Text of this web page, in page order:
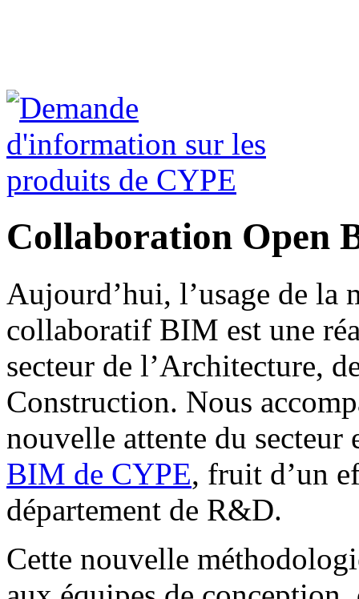
Collaboration Open
Aujourd’hui, l’usage de la
collaboratif BIM est une
secteur de l’Architecture,
Construction. Nous
nouvelle attente du
BIM de CYPE, fruit d’un
département de R&D.
Cette nouvelle